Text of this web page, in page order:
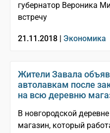
губернатор Вероника
встречу
21.11.2018 | Экономика
Жители Завала
автолавкам после
на всю деревню
В новгородской
магазин, который